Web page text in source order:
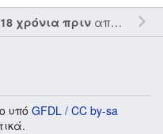
χρόνια πριναπό τον την
υπό GFDL / CC by-sa